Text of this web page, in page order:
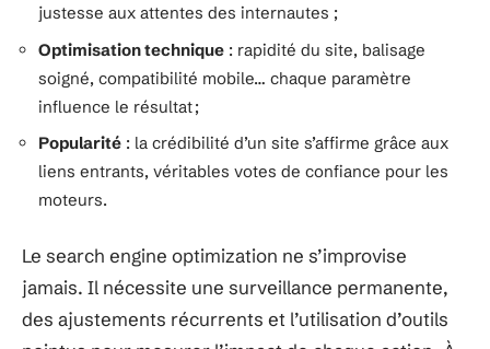
justesse aux attentes des internautes ;
Optimisation technique : rapidité du site, balisage
soigné, compatibilité mobile… chaque paramètre
influence le résultat ;
Popularité : la crédibilité d’un site s’affirme grâce aux
liens entrants, véritables votes de confiance pour les
moteurs.
Le search engine optimization ne s’improvise
jamais. Il nécessite une surveillance permanente,
des ajustements récurrents et l’utilisation d’outils